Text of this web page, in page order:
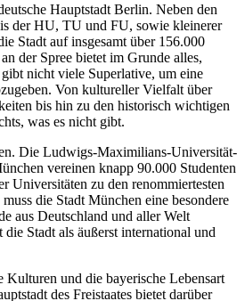
Hauptstadt Berlin. Neben den
der HU, TU und FU, sowie kleinerer
Stadt auf insgesamt über 156.000
der Spree bietet im Grunde alles,
nicht viele Superlative, um eine
Von kultureller Vielfalt über
bis hin zu den historisch wichtigen
was es nicht gibt.
Die Ludwigs-Maximilians-Universität-
vereinen knapp 90.000 Studenten
Universitäten zu den renommiertesten
die Stadt München eine besondere
aus Deutschland und aller Welt
Stadt als äußerst international und
Kulturen und die bayerische Lebensart
des Freistaates bietet darüber